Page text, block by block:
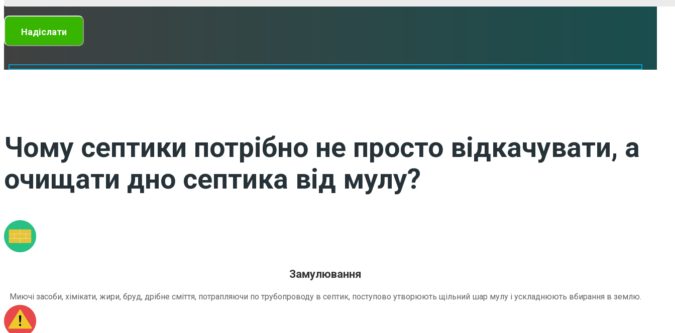
Чому септики потрібно не просто відкачувати, а
очищати дно септика від мулу?
Замулювання
Миючі засоби, хімікати, жири, бруд, дрібне сміття, потрапляючи по трубопроводу в септик, поступово утворюють щільний шар мулу і ускладнюють вбирання в землю.